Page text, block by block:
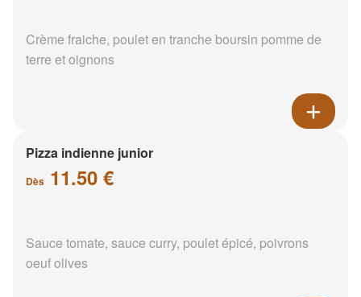
Crème fraiche, poulet en tranche boursin pomme de
terre et oignons
Pizza indienne junior
Dès 11.50 €
Sauce tomate, sauce curry, poulet épicé, poivrons
oeuf olives